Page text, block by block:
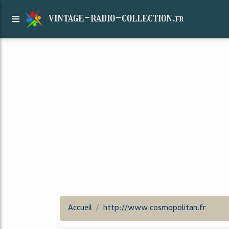
vintage-radio-collection.fr
Accueil http://www.cosmopolitan.fr